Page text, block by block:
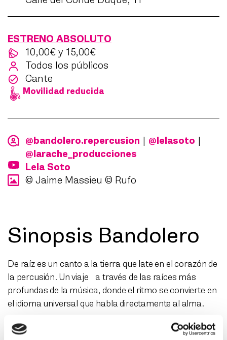
Sinopsis Bandolero
De raíz es un canto a la tierra que late en el corazón de
la percusión. Un viaje a través de las raíces más
profundas de la música, donde el ritmo se convierte en
el idioma universal que habla directamente al alma.
En este espectáculo, la percusión se despliega como
un tapiz de sonidos tejido con hilos de flamenco y de
ESTRENO ABSOLUTO
10,00€ y 15,00€
Todos los públicos
Cante
Movilidad reducida
@bandolero.repercusion @lelasoto
@larache_producciones
Lela Soto
© Jaime Massieu © Rufo